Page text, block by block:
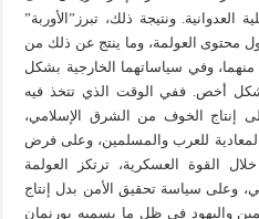
العدوانية. ونتيجة ذلك، تبرز”الأوربة”
محتوى العولمة، وما ينتج عن ذلك من
وفي سياساتهما الخارجية بشكل
أخص. ففي الوقت الذي تتخذ فيه
إنتاج الخوف من الشرق الإسلامي،
المعادية للعرب والمسلمين، وعلى فرض
القوة العسكرية، ترتكز العولمة
وعلى سياسة تحقيق الأمن بدل إنتاج
واليهود في ظل ما يسميه بورنمان